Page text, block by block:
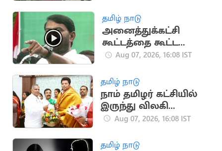
அதிர்ஷ்டவசமாக உயிர்
பிழைத்தார்
தமிழ் நாடு
அனைத்துக்கட்சி
கூட்டத்தை கூட்ட
வேண்டும்.. சீமான்
Aug 07, 2026, 16:08 IST
தமிழ் நாடு
நாம் தமிழர் கட்சியில்
இருந்து விலகி
தவெகவில் இணைந்த
Aug 07, 2026, 16:08 IST
தமிழ் நாடு